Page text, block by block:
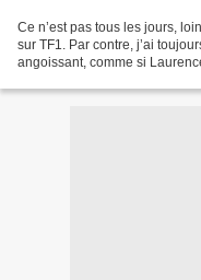
Ce n’est pas tous les jours,
sur TF1. Par contre, j’ai
angoissant, comme si